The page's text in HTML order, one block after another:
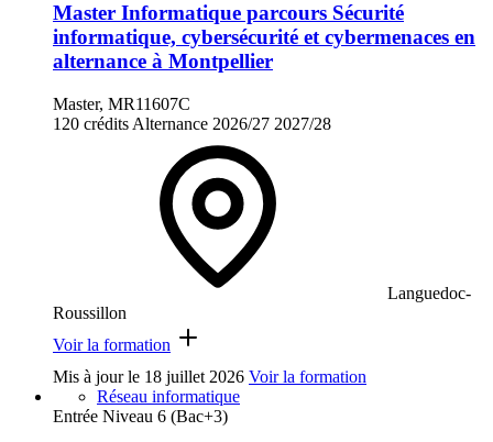
Master Informatique parcours Sécurité
informatique, cybersécurité et cybermenaces en
alternance à Montpellier
Master, MR11607C
120 crédits Alternance 2026/27 2027/28
Languedoc-
Roussillon
Voir la formation
Mis à jour le 18 juillet 2026 Voir la formation
Réseau informatique
Entrée Niveau 6 (Bac+3)